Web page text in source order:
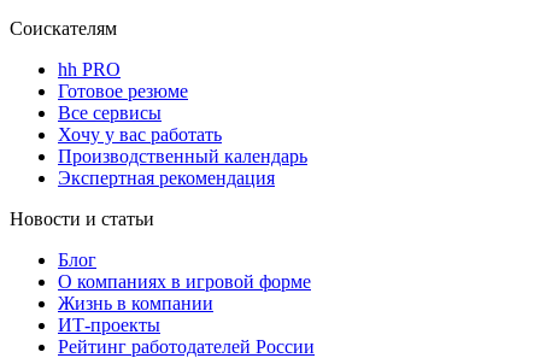
Соискателям
hh PRO
Готовое резюме
Все сервисы
Хочу у вас работать
Производственный календарь
Экспертная рекомендация
Новости и статьи
Блог
О компаниях в игровой форме
Жизнь в компании
ИТ-проекты
Рейтинг работодателей России